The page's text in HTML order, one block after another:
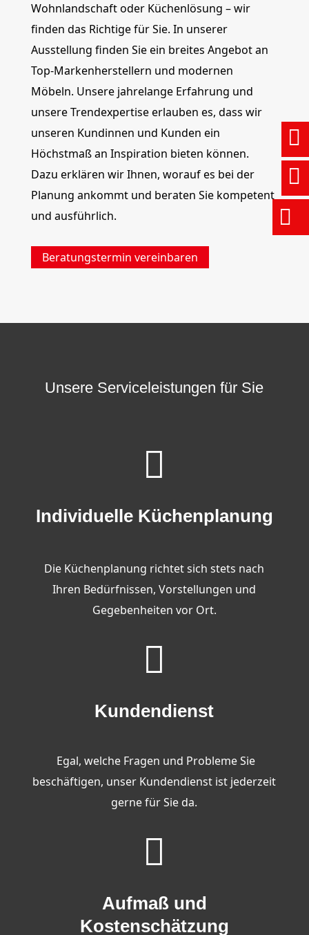
Wohnlandschaft oder Küchenlösung – wir
finden das Richtige für Sie. In unserer
Ausstellung finden Sie ein breites Angebot an
Top-Markenherstellern und modernen
Möbeln. Unsere jahrelange Erfahrung und
unsere Trendexpertise erlauben es, dass wir
unseren Kundinnen und Kunden ein
Höchstmaß an Inspiration bieten können.
Dazu erklären wir Ihnen, worauf es bei der
Planung ankommt und beraten Sie kompetent
und ausführlich.
Beratungstermin vereinbaren
Unsere Serviceleistungen für Sie

Individuelle Küchenplanung
Die Küchenplanung richtet sich stets nach
Ihren Bedürfnissen, Vorstellungen und
Gegebenheiten vor Ort.

Kundendienst
Egal, welche Fragen und Probleme Sie
beschäftigen, unser Kundendienst ist jederzeit
gerne für Sie da.

Aufmaß und
Kostenschätzung